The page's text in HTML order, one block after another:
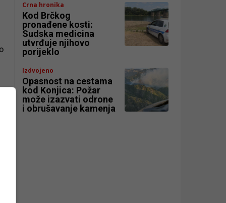
Crna hronika
Kod Brčkog
pronađene kosti:
Sudska medicina
utvrđuje njihovo
porijeklo
Izdvojeno
Opasnost na cestama
kod Konjica: Požar
može izazvati odrone
i obrušavanje kamenja